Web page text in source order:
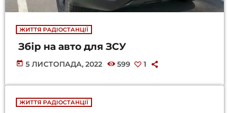
ЖИТТЯ РАДІОСТАНЦІЇ
Збір на авто для ЗСУ
today 5 ЛИСТОПАДА, 2022 599 1
ЖИТТЯ РАДІОСТАНЦІЇ